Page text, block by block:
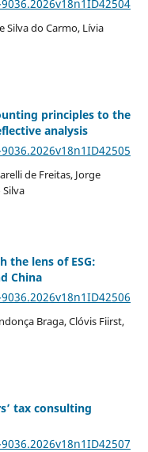
Silva do Carmo, Lívia
principles to the
analysis
de Freitas, Jorge
the lens of ESG:
China
Braga, Clóvis Fiirst,
tax consulting